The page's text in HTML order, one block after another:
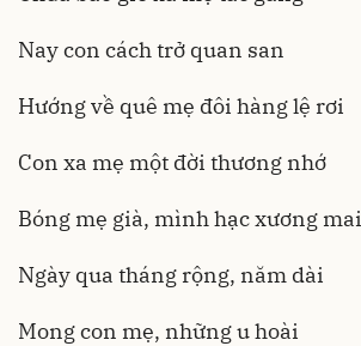
Nay con cách trở quan san
Hướng về quê mẹ đôi hàng lệ rơi
Con xa mẹ một đời thương nhớ
Bóng mẹ già, mình hạc xương mai
Ngày qua tháng rộng, năm dài
Mong con mẹ, những u hoài